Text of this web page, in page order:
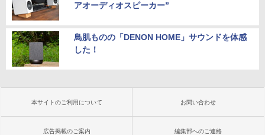
アオーディオスピーカー”
鳥肌ものの「DENON HOME」サウンドを体感
した！
本サイトのご利用について お問い合わせ
広告掲載のご案内 編集部へのご連絡